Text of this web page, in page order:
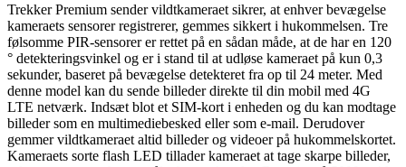
Trekker Premium sender vildtkameraet sikrer, at enhver bevægelse
kameraets sensorer registrerer, gemmes sikkert i hukommelsen. Tre
følsomme PIR-sensorer er rettet på en sådan måde, at de har en 120
° detekteringsvinkel og er i stand til at udløse kameraet på kun 0,3
sekunder, baseret på bevægelse detekteret fra op til 24 meter. Med
denne model kan du sende billeder direkte til din mobil med 4G
LTE netværk. Indsæt blot et SIM-kort i enheden og du kan modtage
billeder som en multimediebesked eller som e-mail. Derudover
gemmer vildtkameraet altid billeder og videoer på hukommelskortet.
Kameraets sorte flash LED tillader kameraet at tage skarpe billeder,